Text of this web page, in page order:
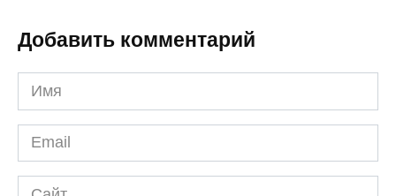
Добавить комментарий
Имя
*
Email
*
Сайт